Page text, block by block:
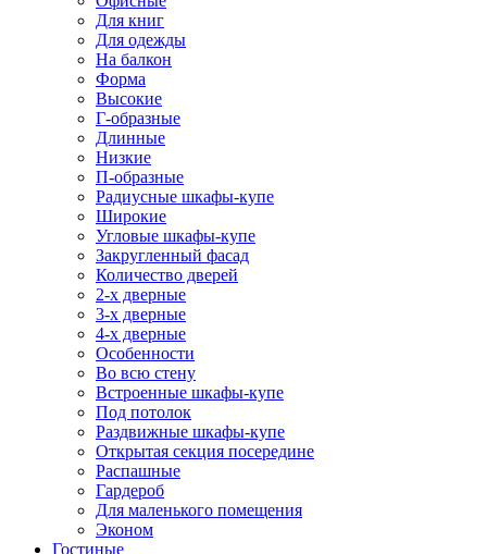
Для книг
Для одежды
На балкон
Форма
Высокие
Г-образные
Длинные
Низкие
П-образные
Радиусные шкафы-купе
Широкие
Угловые шкафы-купе
Закругленный фасад
Количество дверей
2-х дверные
3-х дверные
4-х дверные
Особенности
Во всю стену
Встроенные шкафы-купе
Под потолок
Раздвижные шкафы-купе
Открытая секция посередине
Распашные
Гардероб
Для маленького помещения
Эконом
Гостиные